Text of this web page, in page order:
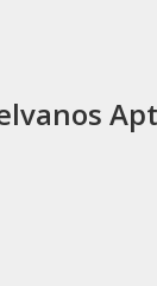
10 евро за
ближе по 6.В
у них идут
на